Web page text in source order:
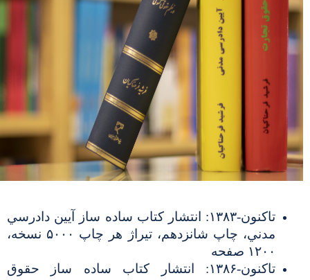
تاکنون-۱۳۸۳: انتشار كتاب ساده ساز آيين دادرسي
مدني، چاپ شانزدهم، تیراژ هر چاپ ۵۰۰۰ نسخه،
۱۲۰۰ صفحه
تاکنون-۱۳۸۶: انتشار كتاب ساده ساز حقوق